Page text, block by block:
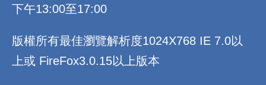
下午13:00至17:00
版權所有最佳瀏覽解析度1024X768 IE 7.0以
上或 FireFox3.0.15以上版本